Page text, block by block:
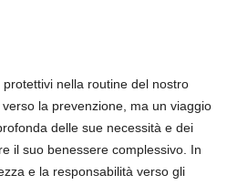
nella routine del nostro
la prevenzione, ma un viaggio
delle sue necessità e dei
il suo benessere complessivo. In
e la responsabilità verso gli